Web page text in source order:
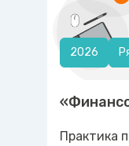
2026
Практика